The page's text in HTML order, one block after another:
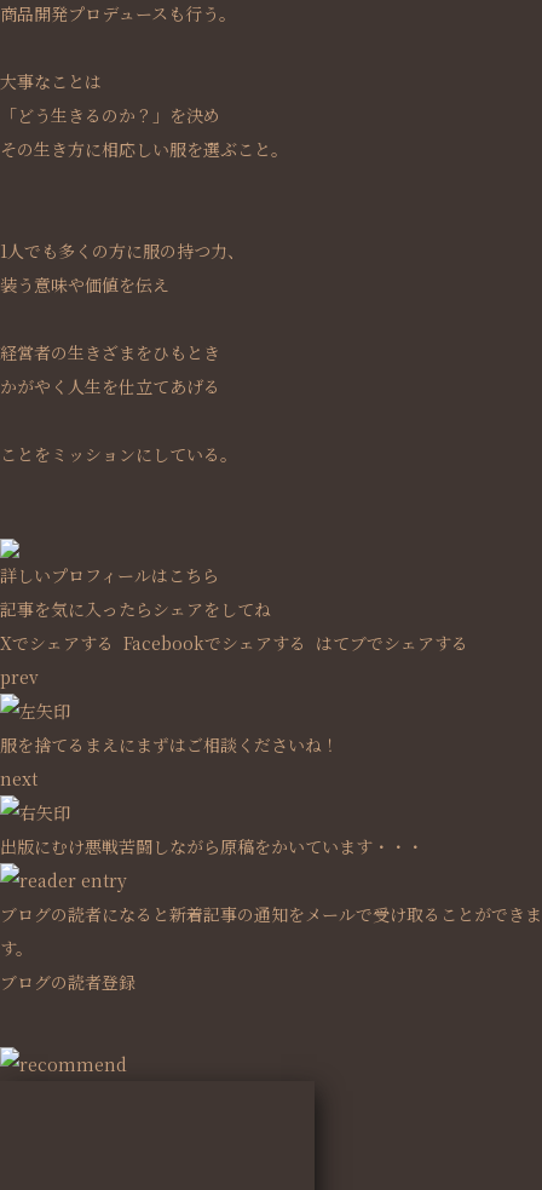
商品開発プロデュースも行う。
大事なことは
「どう生きるのか？」を決め
その生き方に相応しい服を選ぶこと。
1人でも多くの方に服の持つ力、
装う意味や価値を伝え
経営者の生きざまをひもとき
かがやく人生を仕立てあげる
ことをミッションにしている。
詳しいプロフィールはこちら
記事を気に入ったらシェアをしてね
Xでシェアする Facebookでシェアする はてブでシェアする
prev
服を捨てるまえにまずはご相談くださいね！
next
出版にむけ悪戦苦闘しながら原稿をかいています・・・
ブログの読者になると新着記事の通知をメールで受け取ることができま
す。
ブログの読者登録